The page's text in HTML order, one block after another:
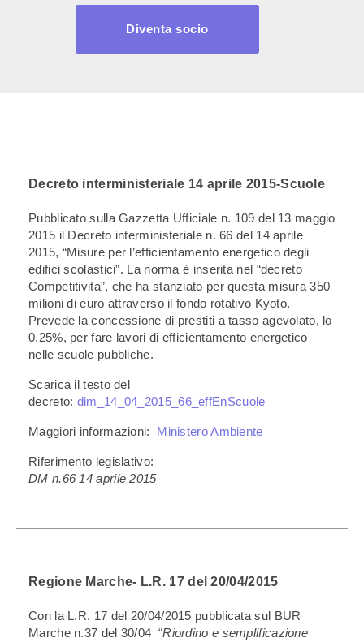
Diventa socio
Decreto interministeriale 14 aprile 2015-Scuole
Pubblicato sulla Gazzetta Ufficiale n. 109 del 13 maggio
2015 il Decreto interministeriale n. 66 del 14 aprile
2015, “Misure per l’efficientamento energetico degli
edifici scolastici”. La norma è inserita nel “decreto
Competitivita”, che ha stanziato per questa misura 350
milioni di euro attraverso il fondo rotativo Kyoto.
Prevede la concessione di prestiti a tasso agevolato, lo
0,25%, per fare lavori di efficientamento energetico
nelle scuole pubbliche.
Scarica il testo del
decreto: dim_14_04_2015_66_effEnScuole
Maggiori informazioni: Ministero Ambiente
Riferimento legislativo:
DM n.66 14 aprile 2015
Regione Marche- L.R. 17 del 20/04/2015
Con la L.R. 17 del 20/04/2015 pubblicata sul BUR
Marche n.37 del 30/04 “Riordino e semplificazione